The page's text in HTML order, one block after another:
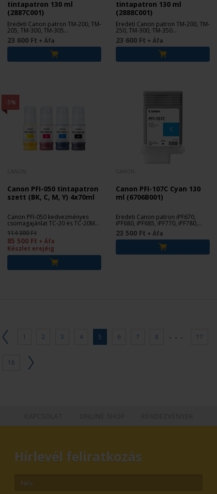
tintapatron 130 ml
(2887C001)
Eredeti Canon patron TM-200, TM-
205, TM-300, TM-305
nyomtatókhoz.
23 600 Ft + Áfa
tintapatron 130 ml
(2888C001)
Eredeti Canon patron TM-200, TM-
250, TM-300, TM-350
nyomtatókhoz.
23 600 Ft + Áfa
-5%
Canon PFI-050 tintapatron
szett (BK, C, M, Y) 4x70ml
Canon PFI-050 kedvezményes
csomagajánlat TC-20 és TC-20M
nyomtatókhoz.
114 300 Ft
85 500 Ft + Áfa
Készlet erejéig
Canon PFI-107C Cyan 130
ml (6706B001)
Eredeti Canon patron iPF670,
iPF680, iPF685, iPF770, iPF780,
iPF785 nyomtatókhoz.
23 500 Ft + Áfa
1 2 3 4 5 6 7 8 ... 17
18
Hírlevél feliratkozás